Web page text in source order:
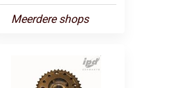
Meerdere shops